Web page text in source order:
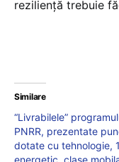
reziliență trebuie
Similare
“Livrabilele”
PNRR, prezentate
dotate cu tehnologie,